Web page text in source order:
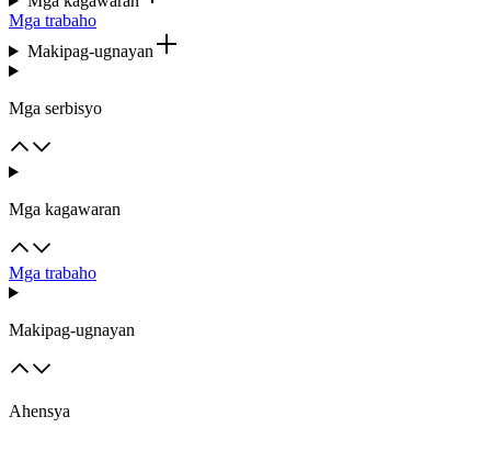
Mga trabaho
Makipag-ugnayan
Mga serbisyo
Mga kagawaran
Mga trabaho
Makipag-ugnayan
Ahensya